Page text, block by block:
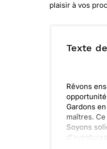
plaisir à vos
Texte
Rêvons
Gardons
maîtres.
Soyons